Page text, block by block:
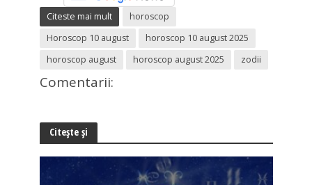
Citeste mai mult
horoscop
Horoscop 10 august
horoscop 10 august 2025
horoscop august
horoscop august 2025 zodii
Comentarii:
Citește și